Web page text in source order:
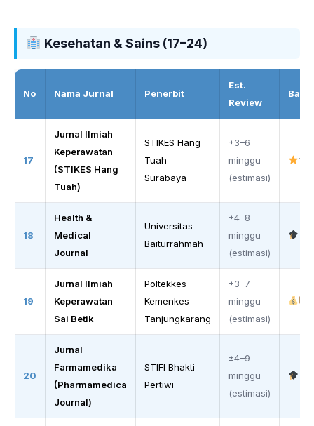
Kesehatan & Sains (17–24)
No Nama Jurnal Penerbit
Est.
Review
17
Jurnal Ilmiah
Keperawatan
(STIKES Hang
Tuah)
STIKES Hang
Tuah
Surabaya
±3–6
minggu
(estimasi)
18
Health &
Medical
Journal
Universitas
Baiturrahmah
±4–8
minggu
(estimasi)
19
Jurnal Ilmiah
Keperawatan
Sai Betik
Poltekkes
Kemenkes
Tanjungkarang
±3–7
minggu
(estimasi)
20
Jurnal
Farmamedika
(Pharmamedica
Journal)
STIFI Bhakti
Pertiwi
±4–9
minggu
(estimasi)